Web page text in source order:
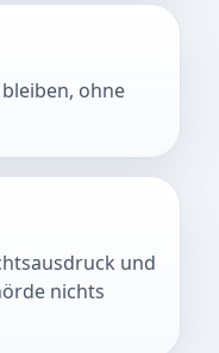
ohne
und
nichts